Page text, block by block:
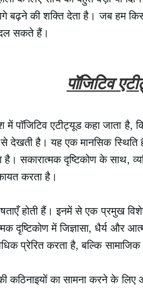
बढ़ने की शक्ति देता है। जब हम
सकते हैं।
पॉजिटिव
में पॉजिटिव एटीट्यूड कहा जाता है,
से देखती है। यह एक मानसिक
है। सकारात्मक दृष्टिकोण के साथ,
करता है।
होती हैं। इनमें से एक प्रमुख
दृष्टिकोण में जिज्ञासा, धैर्य और
प्रेरित करता है, बल्कि
कठिनाइयों का सामना करने के